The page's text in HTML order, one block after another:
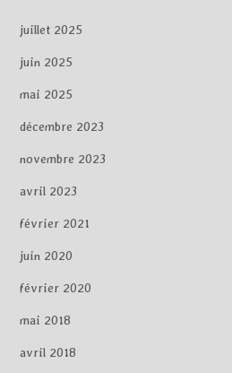
juillet 2025
juin 2025
mai 2025
décembre 2023
novembre 2023
avril 2023
février 2021
juin 2020
février 2020
mai 2018
avril 2018